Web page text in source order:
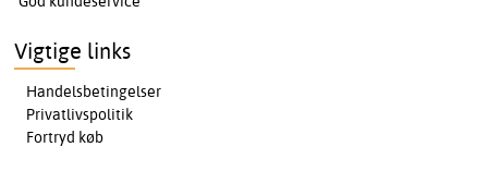
Vigtige links
Handelsbetingelser
Privatlivspolitik
Fortryd køb